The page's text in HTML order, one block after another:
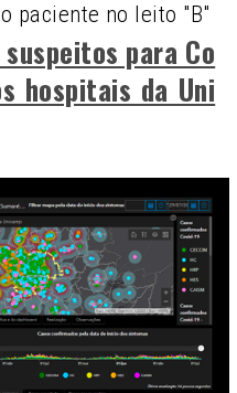
paciente no leito "B"
para Co
hospitais da Uni